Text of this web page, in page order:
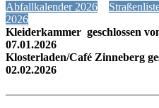
Abfallkalender 2026
2026
Kleiderkammer geschlossen
07.01.2026
Klosterladen/Café Zinneberg
02.02.2026